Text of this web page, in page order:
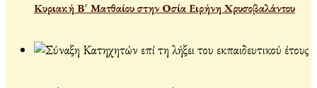
Κυριακή Β' Ματθαίου στην Οσία Ειρήνη Χρυσοβαλάντου